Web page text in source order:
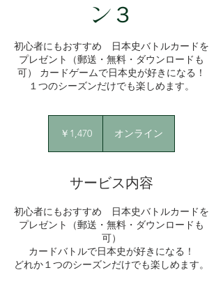
ン３
初心者にもおすすめ 日本史バトルカードを
プレゼント（郵送・無料・ダウンロードも
可） カードゲームで日本史が好きになる！
１つのシーズンだけでも楽しめます。
￥1,470 オンライン
サービス内容
初心者にもおすすめ 日本史バトルカードを
プレゼント（郵送・無料・ダウンロードも
可）
カードバトルで日本史が好きになる！
どれか１つのシーズンだけでも楽しめます。